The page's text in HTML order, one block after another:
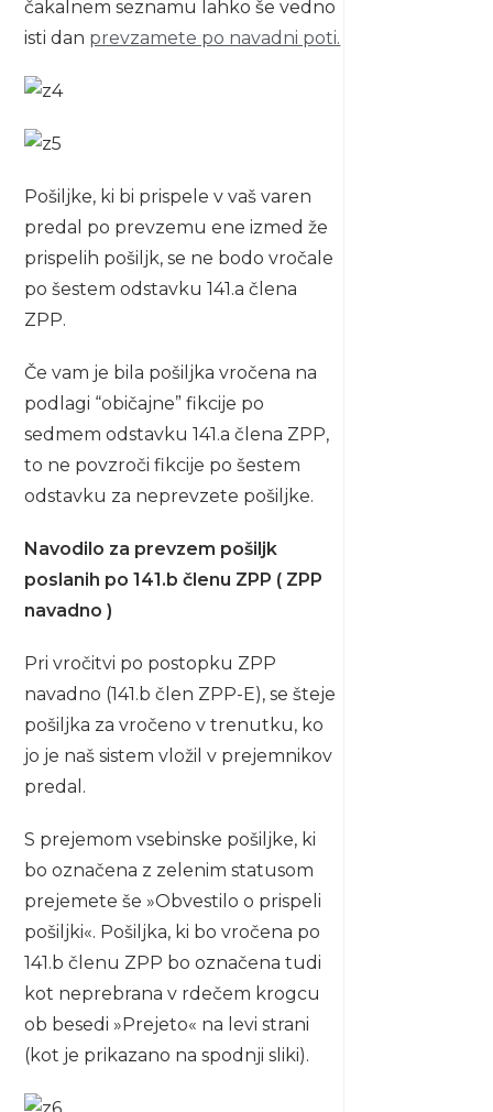
čakalnem seznamu lahko še vedno
isti dan prevzamete po navadni poti.
Pošiljke, ki bi prispele v vaš varen
predal po prevzemu ene izmed že
prispelih pošiljk, se ne bodo vročale
po šestem odstavku 141.a člena
ZPP.
Če vam je bila pošiljka vročena na
podlagi “običajne” fikcije po
sedmem odstavku 141.a člena ZPP,
to ne povzroči fikcije po šestem
odstavku za neprevzete pošiljke.
Navodilo za prevzem pošiljk
poslanih po 141.b členu ZPP ( ZPP
navadno )
Pri vročitvi po postopku ZPP
navadno (141.b člen ZPP-E), se šteje
pošiljka za vročeno v trenutku, ko
jo je naš sistem vložil v prejemnikov
predal.
S prejemom vsebinske pošiljke, ki
bo označena z zelenim statusom
prejemete še »Obvestilo o prispeli
pošiljki«. Pošiljka, ki bo vročena po
141.b členu ZPP bo označena tudi
kot neprebrana v rdečem krogcu
ob besedi »Prejeto« na levi strani
(kot je prikazano na spodnji sliki).